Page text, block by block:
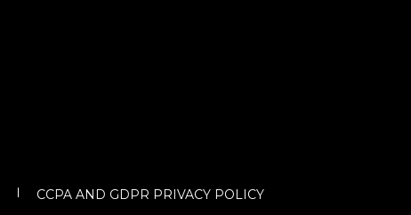
CCPA AND GDPR PRIVACY POLICY